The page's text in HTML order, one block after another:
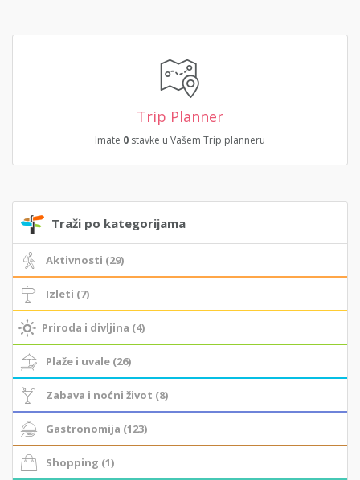
Trip Planner
Imate 0 stavke u Vašem Trip planneru
Traži po kategorijama
Aktivnosti (29)
Izleti (7)
Priroda i divljina (4)
Plaže i uvale (26)
Zabava i noćni život (8)
Gastronomija (123)
Shopping (1)